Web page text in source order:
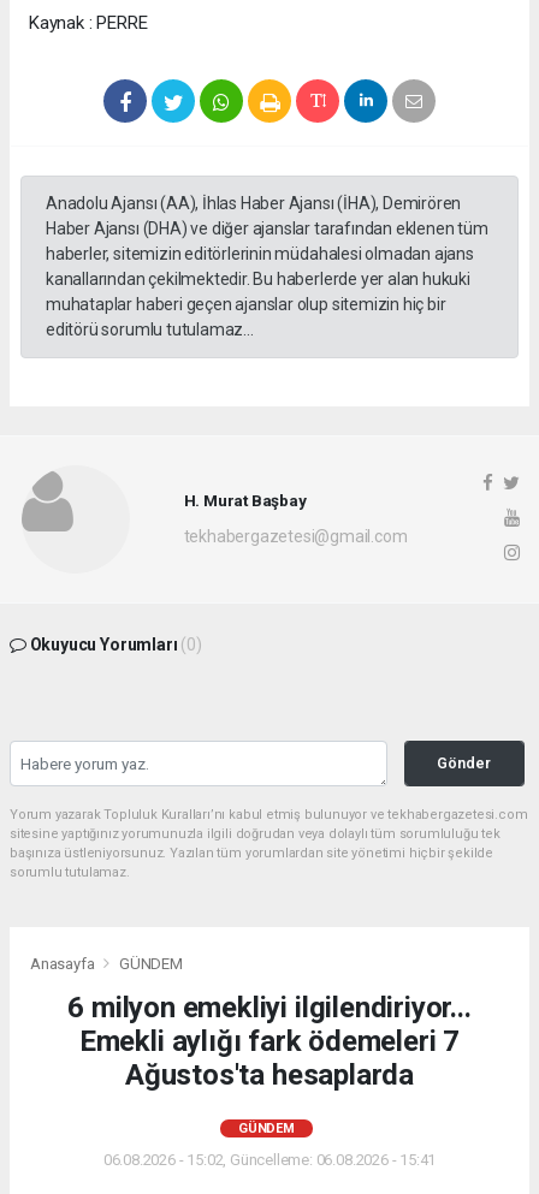
Kaynak : PERRE
Anadolu Ajansı (AA), İhlas Haber Ajansı (İHA), Demirören
Haber Ajansı (DHA) ve diğer ajanslar tarafından eklenen tüm
haberler, sitemizin editörlerinin müdahalesi olmadan ajans
kanallarından çekilmektedir. Bu haberlerde yer alan hukuki
muhataplar haberi geçen ajanslar olup sitemizin hiç bir
editörü sorumlu tutulamaz...
H. Murat Başbay
tekhabergazetesi@gmail.com
Okuyucu Yorumları (0)
Gönder
Yorum yazarak Topluluk Kuralları’nı kabul etmiş bulunuyor ve tekhabergazetesi.com
sitesine yaptığınız yorumunuzla ilgili doğrudan veya dolaylı tüm sorumluluğu tek
başınıza üstleniyorsunuz. Yazılan tüm yorumlardan site yönetimi hiçbir şekilde
sorumlu tutulamaz.
Anasayfa GÜNDEM
6 milyon emekliyi ilgilendiriyor...
Emekli aylığı fark ödemeleri 7
Ağustos'ta hesaplarda
GÜNDEM
06.08.2026 - 15:02, Güncelleme: 06.08.2026 - 15:41